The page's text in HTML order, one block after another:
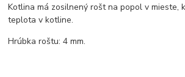
Kotlina má zosilnený rošt na popol v mieste,
teplota v kotline.
Hrúbka roštu: 4 mm.